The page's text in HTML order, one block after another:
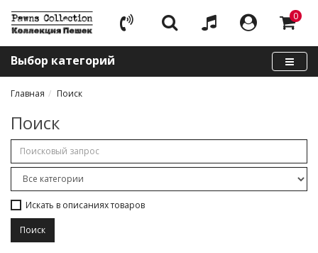
0
Выбор категорий
Главная Поиск
Поиск
Искать в описаниях товаров